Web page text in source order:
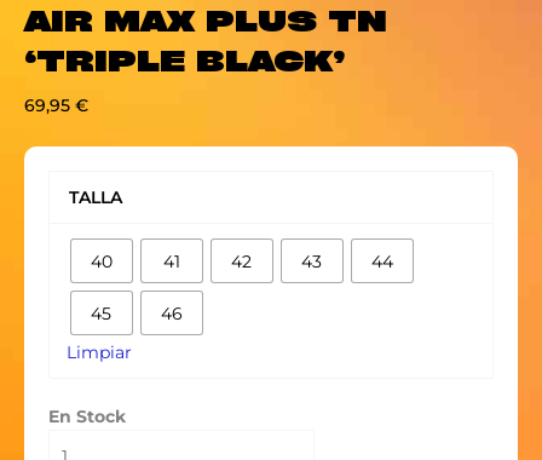
AIR MAX PLUS TN
‘TRIPLE BLACK’
69,95 €
TALLA
40 41 42 43 44
45 46
Limpiar
En Stock
'TRIPLE
BLACK'
cantidad